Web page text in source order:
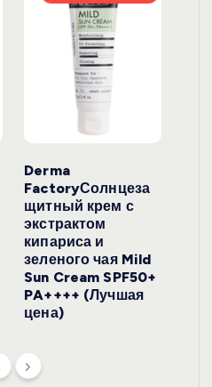
Derma
FactoryСолнцеза
щитный крем с
экстрактом
кипариса и
зеленого чая Mild
Sun Cream SPF50+
PA++++ (Лучшая
цена)